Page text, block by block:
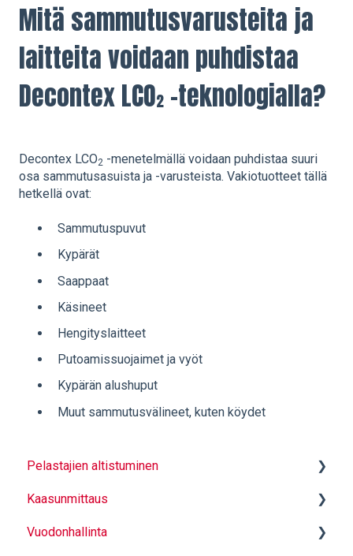
Mitä sammutusvarusteita ja
laitteita voidaan puhdistaa
Decontex LCO₂ -teknologialla?
Decontex LCO2 -menetelmällä voidaan puhdistaa suuri
osa sammutusasuista ja -varusteista. Vakiotuotteet tällä
hetkellä ovat:
Sammutuspuvut
Kypärät
Saappaat
Käsineet
Hengityslaitteet
Putoamissuojaimet ja vyöt
Kypärän alushuput
Muut sammutusvälineet, kuten köydet
Pelastajien altistuminen
Hiukkassuojaavat alusasut
Kapselointikassit
Kaasunmittaus
Mittauksen perusteet
Vuodonhallinta